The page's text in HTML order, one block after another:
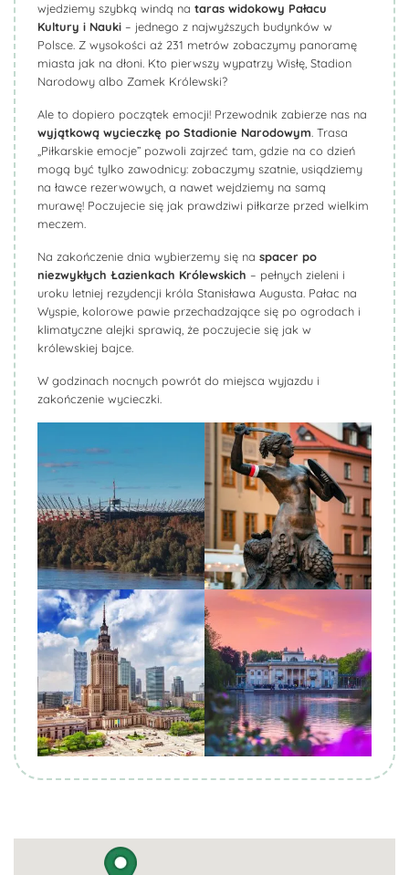
wjedziemy szybką windą na taras widokowy Pałacu
Kultury i Nauki – jednego z najwyższych budynków w
Polsce. Z wysokości aż 231 metrów zobaczymy panoramę
miasta jak na dłoni. Kto pierwszy wypatrzy Wisłę, Stadion
Narodowy albo Zamek Królewski?
Ale to dopiero początek emocji! Przewodnik zabierze nas na
wyjątkową wycieczkę po Stadionie Narodowym . Trasa
„Piłkarskie emocje” pozwoli zajrzeć tam, gdzie na co dzień
mogą być tylko zawodnicy: zobaczymy szatnie, usiądziemy
na ławce rezerwowych, a nawet wejdziemy na samą
murawę! Poczujecie się jak prawdziwi piłkarze przed wielkim
meczem.
Na zakończenie dnia wybierzemy się na spacer po
niezwykłych Łazienkach Królewskich – pełnych zieleni i
uroku letniej rezydencji króla Stanisława Augusta. Pałac na
Wyspie, kolorowe pawie przechadzające się po ogrodach i
klimatyczne alejki sprawią, że poczujecie się jak w
królewskiej bajce.
W godzinach nocnych powrót do miejsca wyjazdu i
zakończenie wycieczki.
Biuro Podróży KROCZEK
Biuro Podróży KROCZEKBiuro Podróży KROCZEK